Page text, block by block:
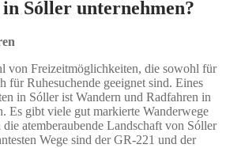
Sóller unternehmen?
von Freizeitmöglichkeiten, die sowohl für
für Ruhesuchende geeignet sind. Eines
in Sóller ist Wandern und Radfahren in
Es gibt viele gut markierte Wanderwege
atemberaubende Landschaft von Sóller
Wege sind der GR-221 und der